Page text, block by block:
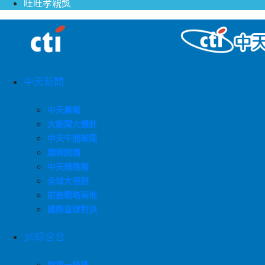
旺旺孝親獎
中天新聞
中天晨報
大新聞大爆卦
中天午間新聞
頭條開講
中天辣晚報
全球大視野
前進戰略高地
國際直球對決
36綜合台